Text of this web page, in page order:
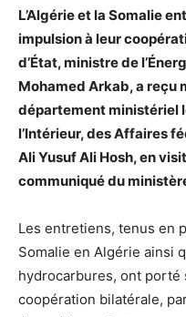
L’Algérie et la Somalie
impulsion à leur
d’État, ministre de
Mohamed Arkab, a reçu
département ministériel
l’Intérieur, des Affaires
Ali Yusuf Ali Hosh, en
communiqué du
Les entretiens, tenus en
Somalie en Algérie ainsi
hydrocarbures, ont
coopération bilatérale,